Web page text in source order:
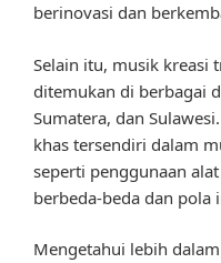
berinovasi dan
Selain itu, musik kreasi
ditemukan di berbagai
Sumatera, dan
khas tersendiri dalam
seperti penggunaan
berbeda-beda dan pola
Mengetahui lebih